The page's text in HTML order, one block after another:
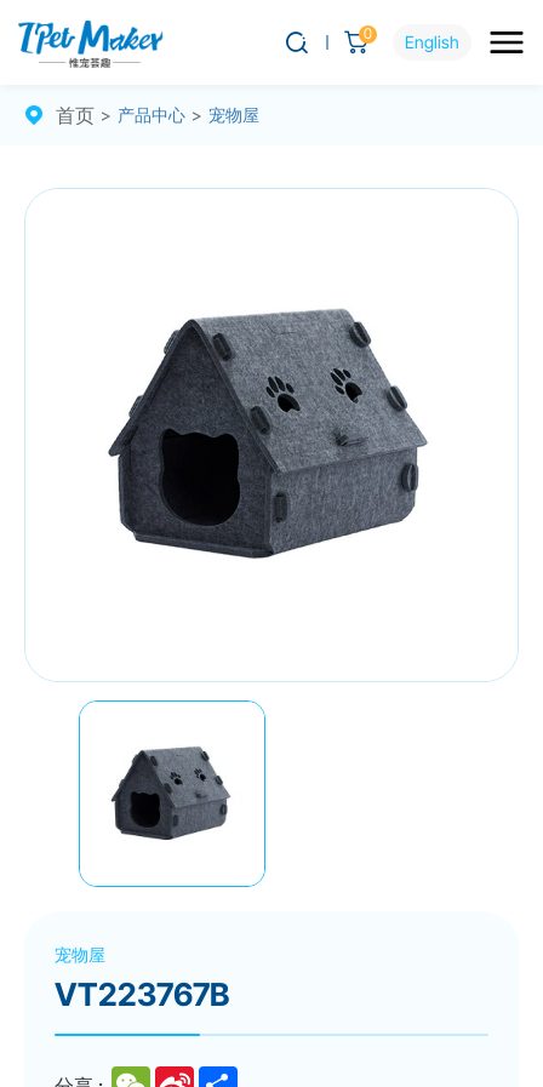
0 English
首页 > 产品中心 > 宠物屋
宠物屋
VT223767B
WeChatSina